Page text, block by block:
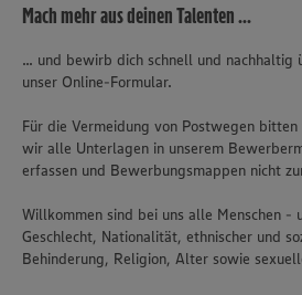
Mach mehr aus deinen Talenten ...
... und bewirb dich schnell und nachhaltig
unser Online-Formular.
Für die Vermeidung von Postwegen
wir alle Unterlagen in unserem
erfassen und Bewerbungsmappen nicht
Willkommen sind bei uns alle Menschen -
Geschlecht, Nationalität, ethnischer und
Behinderung, Religion, Alter sowie